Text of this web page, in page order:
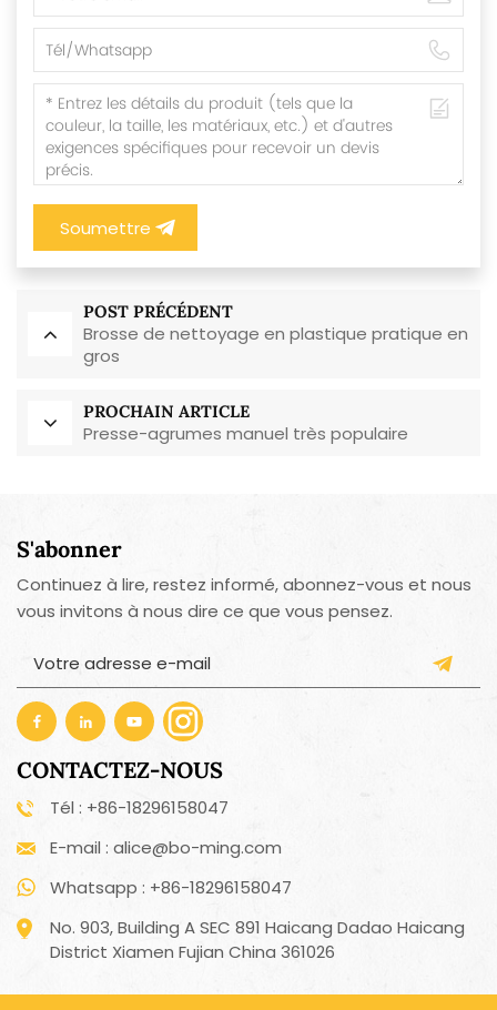
Soumettre
POST PRÉCÉDENT
Brosse de nettoyage en plastique pratique en
gros
PROCHAIN ARTICLE
Presse-agrumes manuel très populaire
S'abonner
Continuez à lire, restez informé, abonnez-vous et nous
vous invitons à nous dire ce que vous pensez.
CONTACTEZ-NOUS
Tél : +86-18296158047
E-mail : alice@bo-ming.com
Whatsapp : +86-18296158047
No. 903, Building A SEC 891 Haicang Dadao Haicang
District Xiamen Fujian China 361026